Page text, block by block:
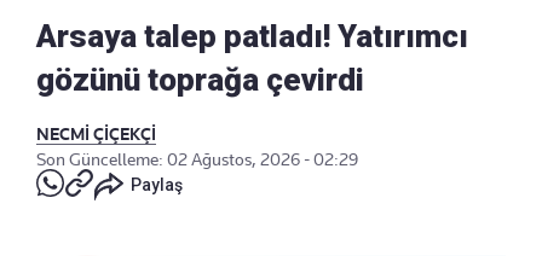
Arsaya talep patladı! Yatırımcı
gözünü toprağa çevirdi
NECMİ ÇİÇEKÇİ
Son Güncelleme: 02 Ağustos, 2026 - 02:29
Paylaş